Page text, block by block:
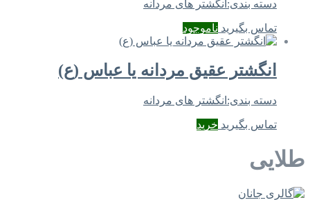
دسته بندی: انگشتر های مردانه
تماس بگیرید ناموجود
انگشتر عقیق مردانه یا عباس (ع)
دسته بندی: انگشتر های مردانه
تماس بگیرید خرید
طلایی